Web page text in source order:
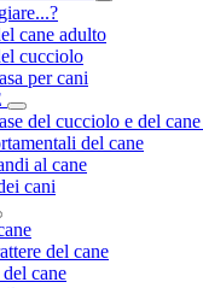
cane adulto
cucciolo
per cani
del cucciolo e del
del cane
al cane
cani
del cane
cane